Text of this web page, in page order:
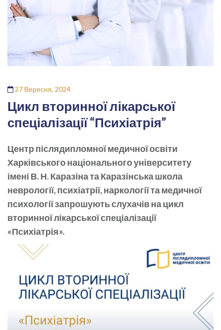
27 Вересня, 2024
Цикл вторинної лікарської
спеціалізації “Психіатрія”
Центр післядипломної медичної освіти
Харківського національного університету
імені В. Н. Каразіна та Каразінська школа
неврології, психіатрії, наркології та медичної
психології запрошують слухачів на цикл
вторинної лікарської спеціалізації
«Психіатрія».